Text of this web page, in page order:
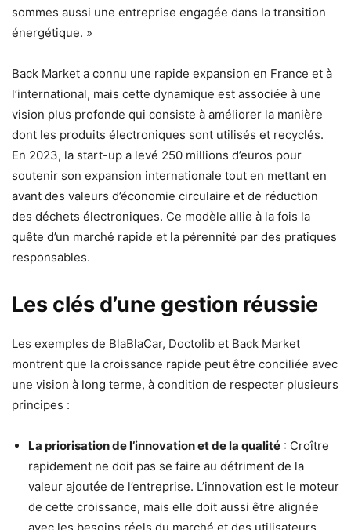
sommes aussi une entreprise engagée dans la transition
énergétique. »
Back Market a connu une rapide expansion en France et à
l’international, mais cette dynamique est associée à une
vision plus profonde qui consiste à améliorer la manière
dont les produits électroniques sont utilisés et recyclés.
En 2023, la start-up a levé 250 millions d’euros pour
soutenir son expansion internationale tout en mettant en
avant des valeurs d’économie circulaire et de réduction
des déchets électroniques. Ce modèle allie à la fois la
quête d’un marché rapide et la pérennité par des pratiques
responsables.
Les clés d’une gestion réussie
Les exemples de BlaBlaCar, Doctolib et Back Market
montrent que la croissance rapide peut être conciliée avec
une vision à long terme, à condition de respecter plusieurs
principes :
La priorisation de l’innovation et de la qualité : Croître
rapidement ne doit pas se faire au détriment de la
valeur ajoutée de l’entreprise. L’innovation est le moteur
de cette croissance, mais elle doit aussi être alignée